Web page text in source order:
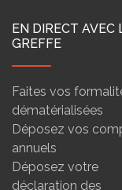
EN DIRECT AVEC
GREFFE
Faites vos
dématérialisées
Déposez vos
annuels
Déposez votre
déclaration des